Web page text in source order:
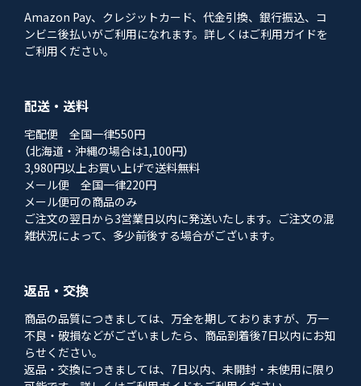
Amazon Pay、クレジットカード、代金引換、銀行振込、コ
ンビニ後払いがご利用になれます。詳しくはご利用ガイドを
ご利用ください。
配送・送料
宅配便 全国一律550円
（北海道・沖縄の場合は1,100円）
3,980円以上お買い上げで送料無料
メール便 全国一律220円
メール便可の商品のみ
ご注文の翌日から3営業日以内に発送いたします。ご注文の混
雑状況によって、多少前後する場合がございます。
返品・交換
商品の品質につきましては、万全を期しておりますが、万一
不良・破損などがございましたら、商品到着後7日以内にお知
らせください。
返品・交換につきましては、7日以内、未開封・未使用に限り